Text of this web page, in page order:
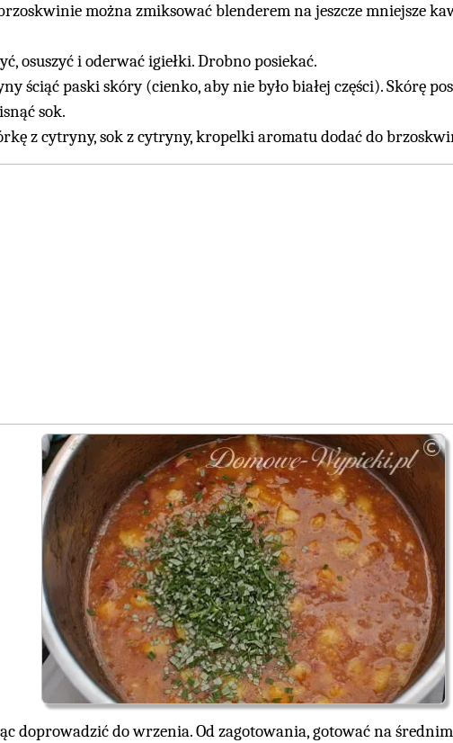
można zmiksować blenderem na jeszcze mniejsze
osuszyć i oderwać igiełki. Drobno posiekać.
ściąć paski skóry (cienko, aby nie było białej części). Skórę
sok.
z cytryny, sok z cytryny, kropelki aromatu dodać do
doprowadzić do wrzenia. Od zagotowania, gotować na